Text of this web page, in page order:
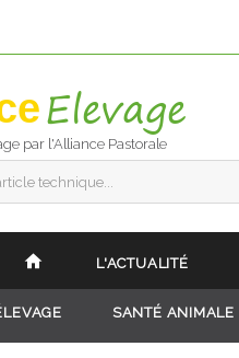
par l'Alliance Pastorale
technique...
L'ACTUALITÉ
SANTÉ ANIMALE